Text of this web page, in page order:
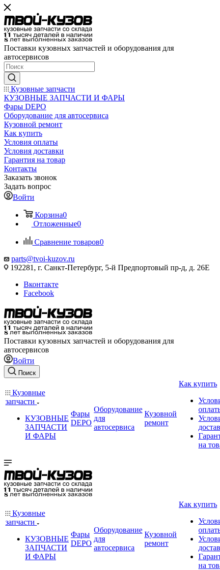
Поставки кузовных запчастей и оборудования для
автосервисов
Кузовные запчасти
КУЗОВНЫЕ ЗАПЧАСТИ И ФАРЫ
Фары DEPO
Оборудование для автосервиса
Кузовной ремонт
Как купить
Условия оплаты
Условия доставки
Гарантия на товар
Контакты
Заказать звонок
Задать вопрос
Войти
Корзина0
Отложенные0
Сравнение товаров0
parts@tvoi-kuzov.ru
192281, г. Санкт-Петербург, 5-й Предпортовый пр-д, д. 26Е
Вконтакте
Facebook
Поставки кузовных запчастей и оборудования для
автосервисов
Войти
Поиск
Кузовные
запчасти
КУЗОВНЫЕ
ЗАПЧАСТИ
И ФАРЫ
Фары
DEPO
Оборудование
для
автосервиса
Кузовной
ремонт
Как купить
на
Кузовные
запчасти
КУЗОВНЫЕ
ЗАПЧАСТИ
И ФАРЫ
Фары
DEPO
Оборудование
для
автосервиса
Кузовной
ремонт
Как купить
на